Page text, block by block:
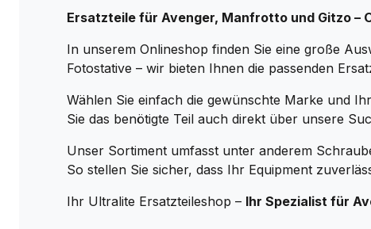
Ersatzteile für Avenger, Manfrotto und Gitzo –
In unserem Onlineshop finden Sie eine große
Fotostative – wir bieten Ihnen die passenden
Wählen Sie einfach die gewünschte Marke und
Sie das benötigte Teil auch direkt über unsere
Unser Sortiment umfasst unter anderem
So stellen Sie sicher, dass Ihr Equipment
Ihr Ultralite Ersatzteileshop – Ihr Spezialist für